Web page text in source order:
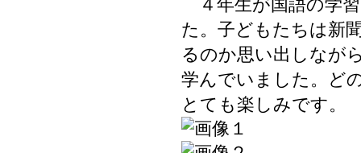
４年生が国語の学
た。子どもたちは新
るのか思い出しなが
学んでいました。ど
とても楽しみです。